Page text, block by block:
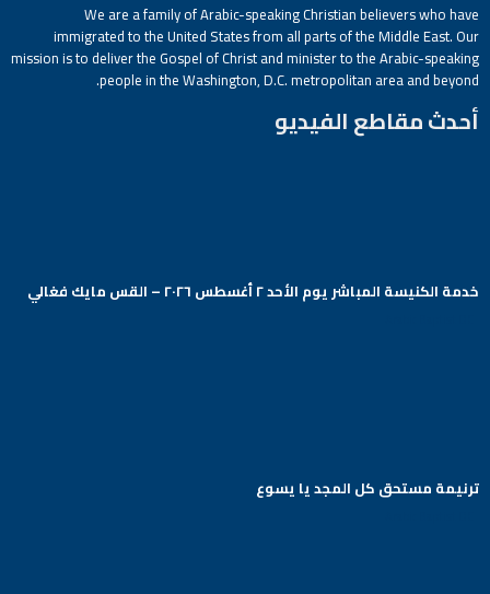
We are a family of Arabic-speaking Christian believers who have
immigrated to the United States from all parts of the Middle East. Our
mission is to deliver the Gospel of Christ and minister to the Arabic-speaking
people in the Washington, D.C. metropolitan area and beyond.
أحدث مقاطع الفيديو
خدمة الكنيسة المباشر يوم الأحد ٢ أغسطس ٢٠٢٦ – القس مايك فغالي
ترنيمة مستحق كل المجد يا يسوع